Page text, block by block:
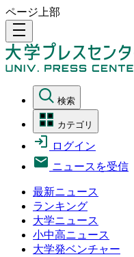
ページ上部
density_medium
検索
カテゴリ
ログイン
ニュースを受信
最新ニュース
ランキング
大学ニュース
小中高ニュース
大学発ベンチャー